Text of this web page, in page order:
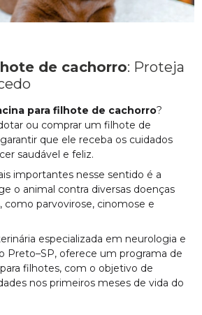
de cachorro: Proteja
para filhote de cachorro?
ou comprar um filhote de
que ele receba os cuidados
saudável e feliz.
importantes nesse sentido é a
o animal contra diversas doenças
como parvovirose, cinomose e
especializada em neurologia e
Preto–SP, oferece um programa de
filhotes, com o objetivo de
nos primeiros meses de vida do